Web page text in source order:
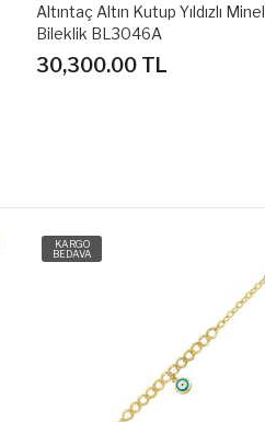
Altıntaç Altın Nazar Gözlü Mineli
Bileklik BL3047A
34,200.00 TL
KARGO
BEDAVA